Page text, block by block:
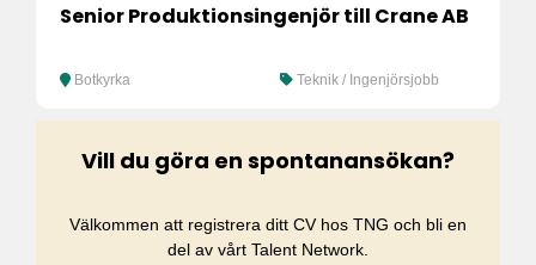
Senior Produktionsingenjör till Crane AB
Botkyrka Teknik / Ingenjörsjobb
Vill du göra en spontanansökan?
Välkommen att registrera ditt CV hos TNG och bli en
del av vårt Talent Network.